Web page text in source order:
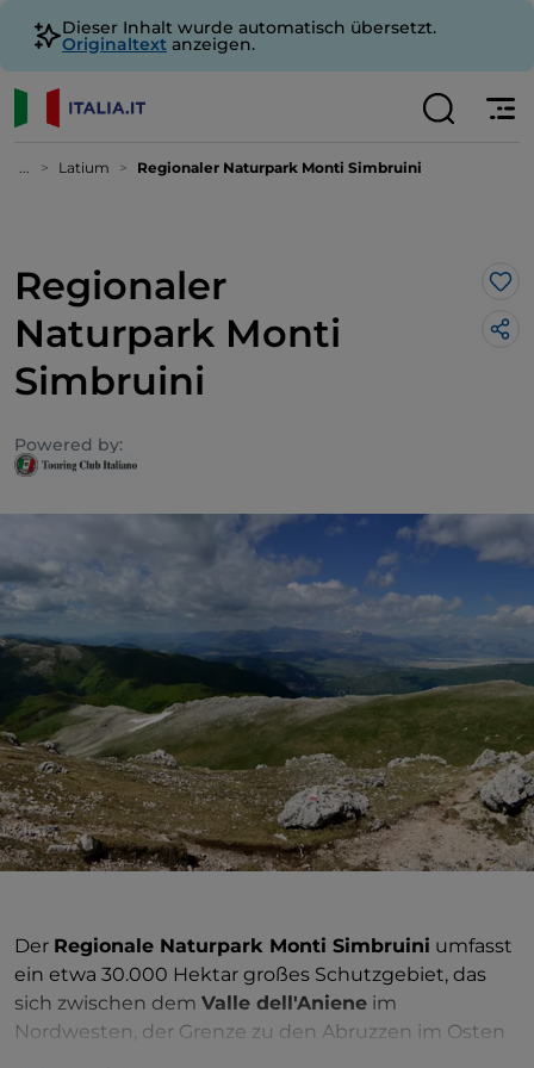
Dieser Inhalt wurde automatisch übersetzt.
Originaltext anzeigen.
... Latium Regionaler Naturpark Monti Simbruini
Regionaler
Naturpark Monti
Simbruini
Powered by:
Der Regionale Naturpark Monti Simbruini umfasst
ein etwa 30.000 Hektar großes Schutzgebiet, das
sich zwischen dem Valle dell'Aniene im
Nordwesten, der Grenze zu den Abruzzen im Osten